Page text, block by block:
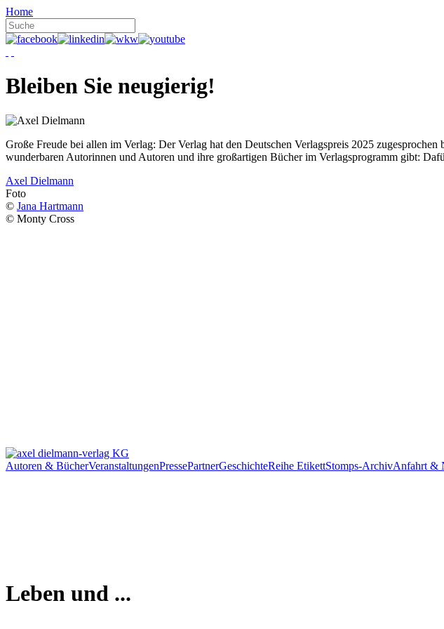
Home
Bleiben Sie neugierig!
Große Freude bei allen im Verlag: Der Verlag hat den Deutschen Verlagspreis 2025
wunderbaren Autorinnen und Autoren und ihre großartigen Bücher im Verlagsprogramm gibt:
Axel Dielmann
Foto
© Jana Hartmann
© Monty Cross
Autoren & BücherVeranstaltungenPressePartnerGeschichteReihe EtikettStomps-ArchivAnfahrt &
Leben und ...